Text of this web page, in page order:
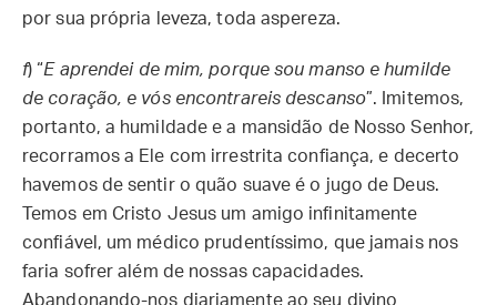
por sua própria leveza, toda aspereza.
f) “E aprendei de mim, porque sou manso e humilde
de coração, e vós encontrareis descanso”. Imitemos,
portanto, a humildade e a mansidão de Nosso Senhor,
recorramos a Ele com irrestrita confiança, e decerto
havemos de sentir o quão suave é o jugo de Deus.
Temos em Cristo Jesus um amigo infinitamente
confiável, um médico prudentíssimo, que jamais nos
faria sofrer além de nossas capacidades.
Abandonando-nos diariamente ao seu divino